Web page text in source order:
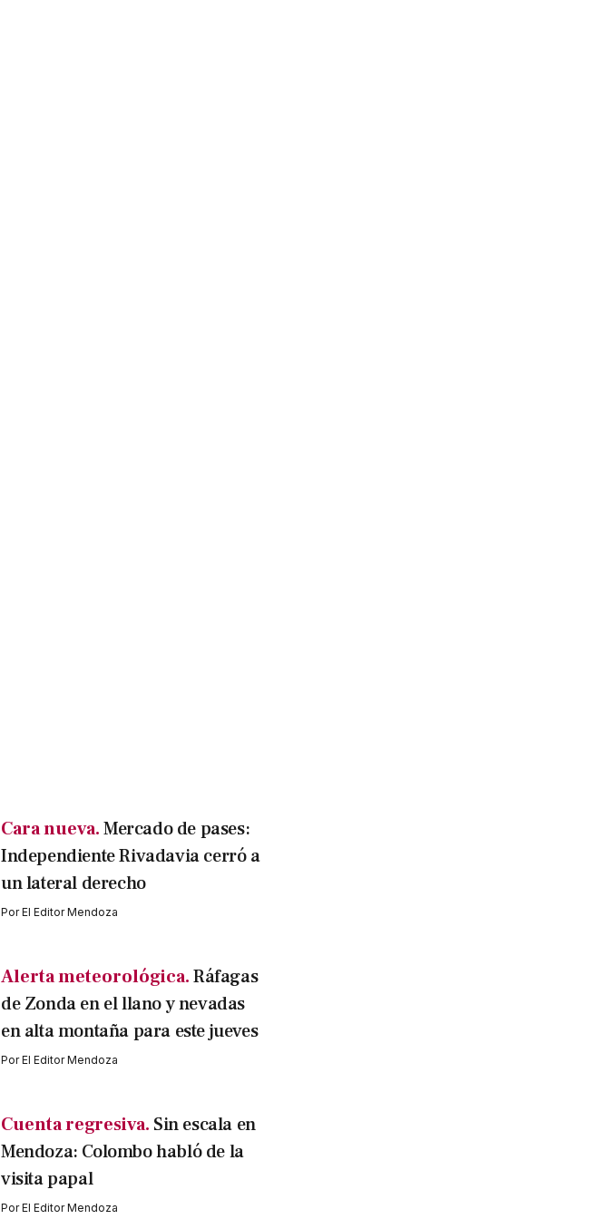
Cara nueva.Mercado de pases:
Independiente Rivadavia cerró a
un lateral derecho
PorEl Editor Mendoza
Alerta meteorológica.Ráfagas
de Zonda en el llano y nevadas
en alta montaña para este jueves
PorEl Editor Mendoza
Cuenta regresiva. Sin escala en
Mendoza: Colombo habló de la
visita papal
PorEl Editor Mendoza